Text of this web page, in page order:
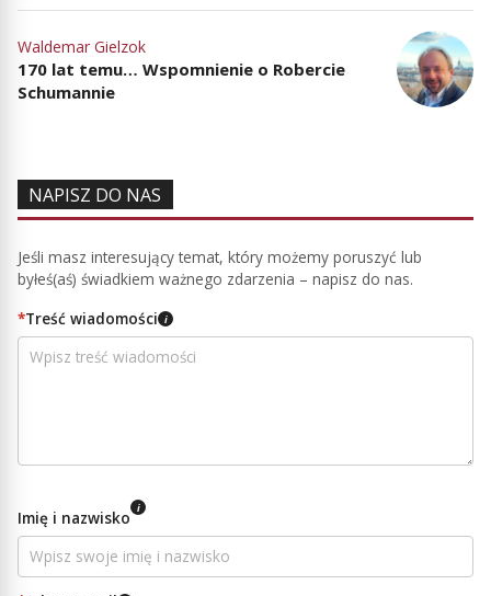
Waldemar Gielzok
170 lat temu… Wspomnienie o Robercie
Schumannie
NAPISZ DO NAS
Jeśli masz interesujący temat, który możemy poruszyć lub
byłeś(aś) świadkiem ważnego zdarzenia – napisz do nas.
*Treść wiadomości i
Imię i nazwisko i